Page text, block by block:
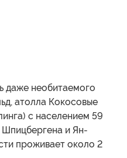
даже необитаемого
атолла Кокосовые
с населением 59
Шпицбергена и Ян-
проживает около 2